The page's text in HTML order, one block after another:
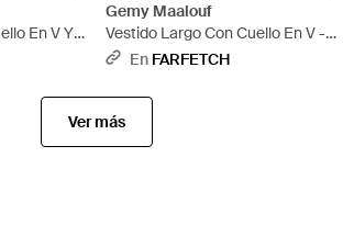
En V Y
Gemy Maalouf
Vestido Largo Con Cuello En V -
RosaEn FARFETCH
Ver más